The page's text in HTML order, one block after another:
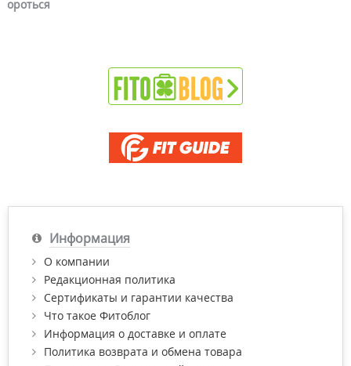
Информация
О компании
Редакционная политика
Сертификаты и гарантии качества
Что такое Фитоблог
Информация о доставке и оплате
Политика возврата и обмена товара